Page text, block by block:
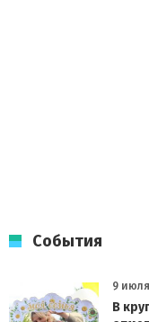
События
9
В